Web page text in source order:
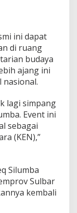
ini dapat
di ruang
budaya
ajang ini
nasional.
lagi simpang
Event ini
sebagai
(KEN),”
Silumba
Sulbar
kembali